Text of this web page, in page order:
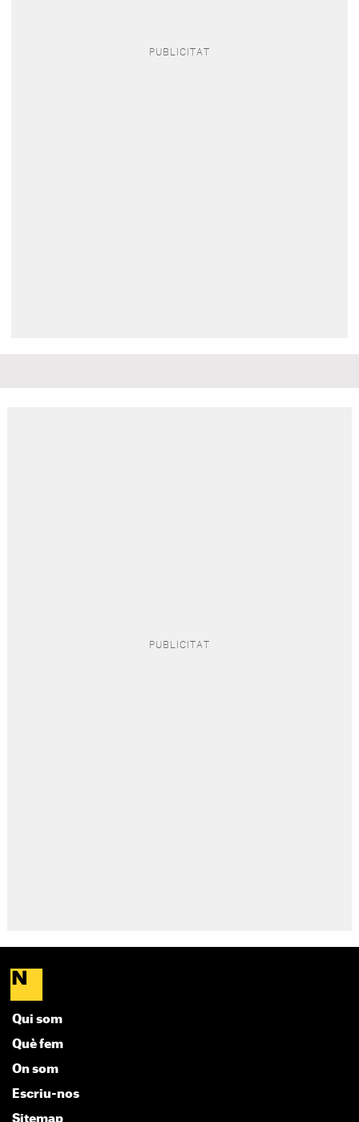
Qui som
Què fem
On som
Escriu-nos
Sitemap